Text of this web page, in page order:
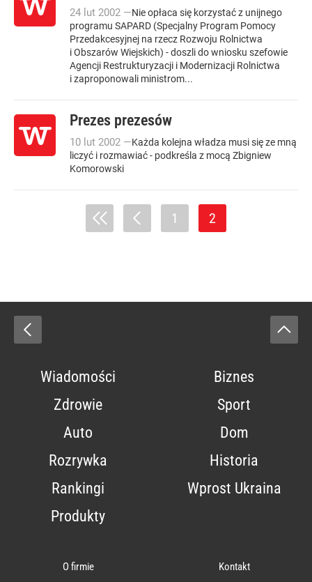
24 lut 2002 —Nie opłaca się korzystać z unijnego
programu SAPARD (Specjalny Program Pomocy
Przedakcesyjnej na rzecz Rozwoju Rolnictwa
i Obszarów Wiejskich) - doszli do wniosku szefowie
Agencji Restrukturyzacji i Modernizacji Rolnictwa
i zaproponowali ministrom...
Prezes prezesów
10 lut 2002 —Każda kolejna władza musi się ze mną
liczyć i rozmawiać - podkreśla z mocą Zbigniew
Komorowski
1 2
Wiadomości
Biznes
Zdrowie
Sport
Auto
Dom
Rozrywka
Historia
Rankingi
Wprost Ukraina
Produkty
O firmie Kontakt